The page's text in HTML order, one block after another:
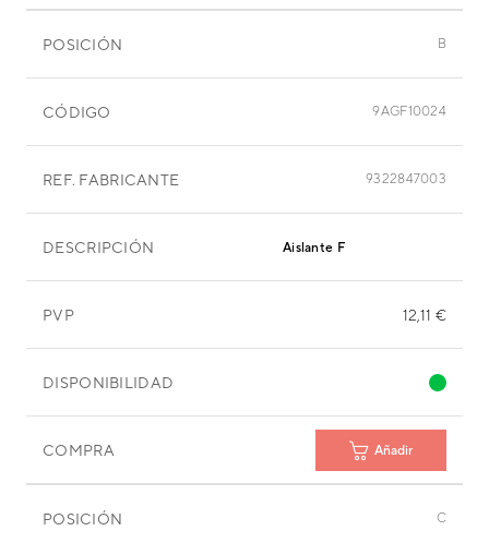
POSICIÓN B
CÓDIGO 9AGF10024
REF. FABRICANTE 9322847003
DESCRIPCIÓN Aislante F
PVP 12,11 €
DISPONIBILIDAD
COMPRA Añadir
POSICIÓN C